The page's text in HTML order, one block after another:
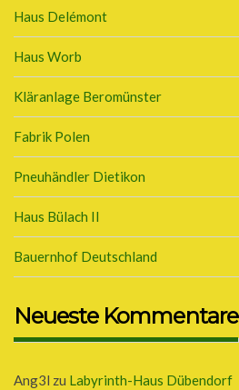
Haus Delémont
Haus Worb
Kläranlage Beromünster
Fabrik Polen
Pneuhändler Dietikon
Haus Bülach II
Bauernhof Deutschland
Neueste Kommentare
Ang3l zu Labyrinth-Haus Dübendorf